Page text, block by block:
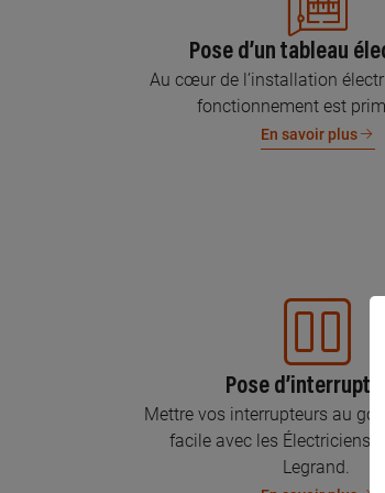
Pose d’un tableau
Au cœur de l’installation
fonctionnement est
En savoir plus
Pose
Mettre vos interrupteurs au goût
facile avec les Électriciens
Legrand.